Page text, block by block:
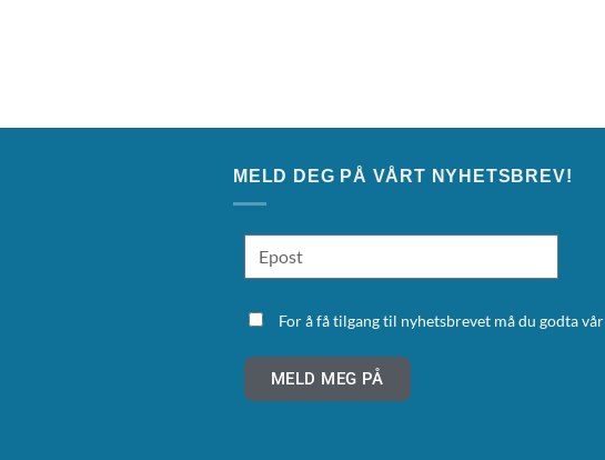
MELD DEG PÅ VÅRT NYHETSBREV!
For å få tilgang til nyhetsbrevet må du godta vår
MELD MEG PÅ